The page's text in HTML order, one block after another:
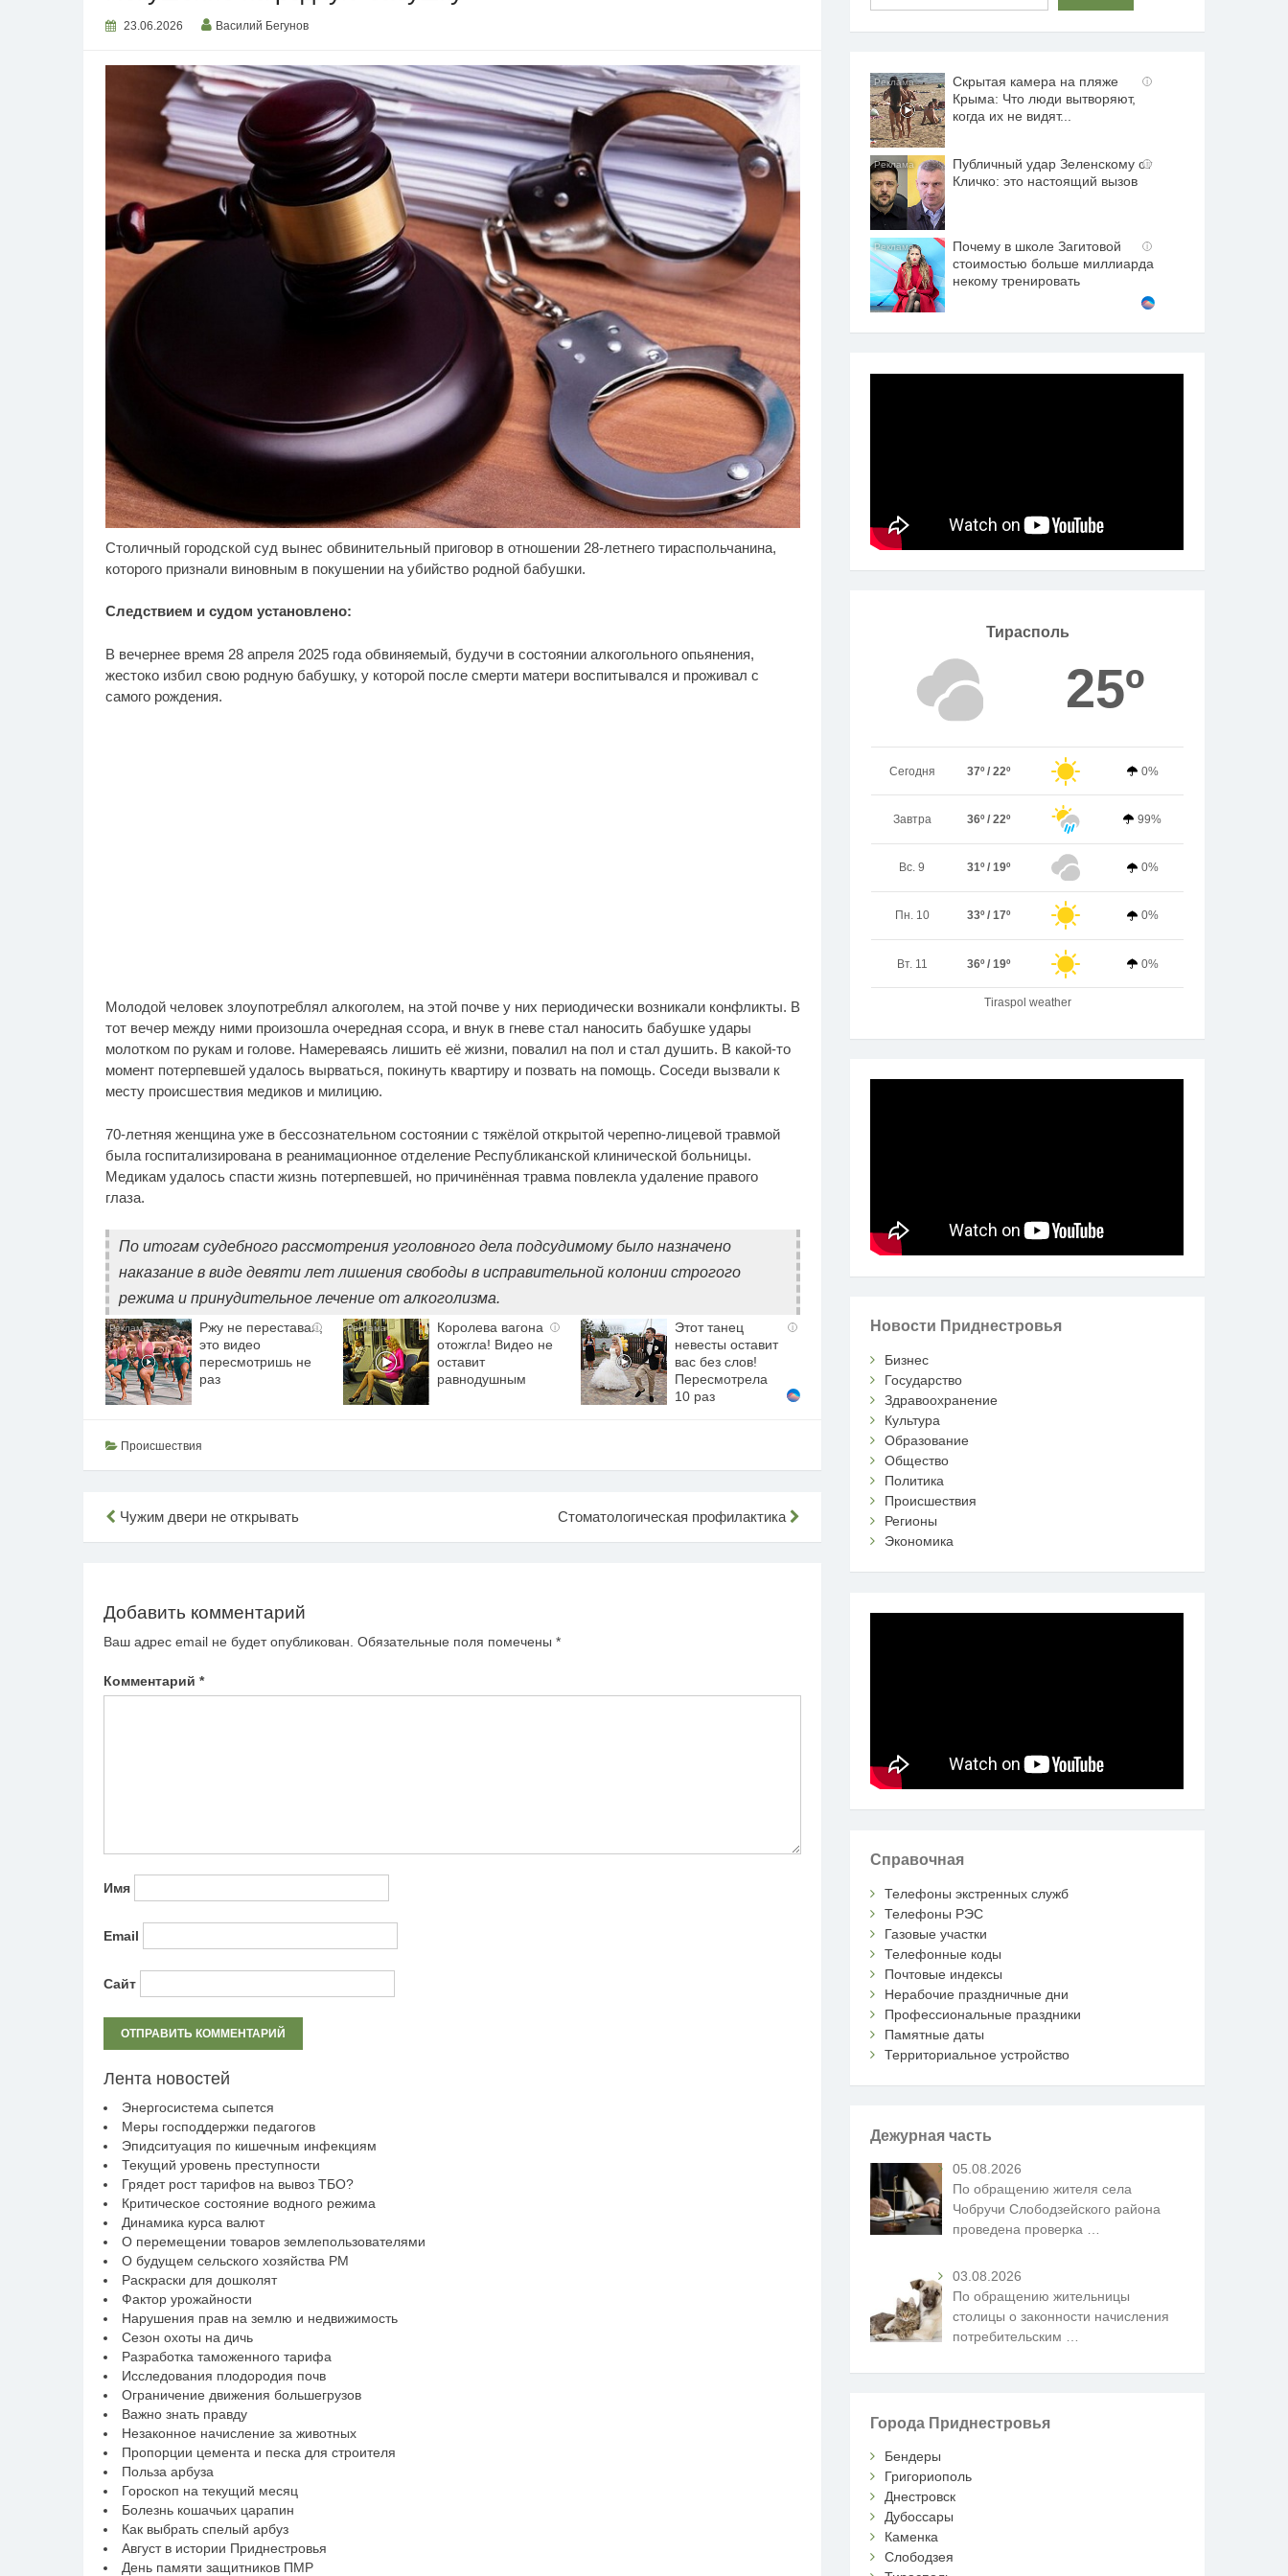
23.06.2026 Василий Бегунов
Столичный городской суд вынес обвинительный приговор в отношении 28-летнего тираспольчанина,
которого признали виновным в покушении на убийство родной бабушки.
Следствием и судом установлено:
В вечернее время 28 апреля 2025 года обвиняемый, будучи в состоянии алкогольного опьянения,
жестоко избил свою родную бабушку, у которой после смерти матери воспитывался и проживал с
самого рождения.
Молодой человек злоупотреблял алкоголем, на этой почве у них периодически возникали конфликты. В
тот вечер между ними произошла очередная ссора, и внук в гневе стал наносить бабушке удары
молотком по рукам и голове. Намереваясь лишить её жизни, повалил на пол и стал душить. В какой-то
момент потерпевшей удалось вырваться, покинуть квартиру и позвать на помощь. Соседи вызвали к
месту происшествия медиков и милицию.
70-летняя женщина уже в бессознательном состоянии с тяжёлой открытой черепно-лицевой травмой
была госпитализирована в реанимационное отделение Республиканской клинической больницы.
Медикам удалось спасти жизнь потерпевшей, но причинённая травма повлекла удаление правого
глаза.
По итогам судебного рассмотрения уголовного дела подсудимому было назначено
наказание в виде девяти лет лишения свободы в исправительной колонии строгого
режима и принудительное лечение от алкоголизма.
i
Ржу не переставая,
это видео
пересмотришь не
раз
i
Королева вагона
отожгла! Видео не
оставит
равнодушным
i
Этот танец
невесты оставит
вас без слов!
Пересмотрела
10 раз
Происшествия
Навигация
по
Чужим двери не открывать Стоматологическая профилактика
Добавить комментарий
Ваш адрес email не будет опубликован. Обязательные поля помечены *
Комментарий *
Имя
Email
Сайт
Лента новостей
Энергосистема сыпется
Меры господдержки педагогов
Эпидситуация по кишечным инфекциям
Текущий уровень преступности
Грядет рост тарифов на вывоз ТБО?
Критическое состояние водного режима
Динамика курса валют
О перемещении товаров землепользователями
О будущем сельского хозяйства РМ
Раскраски для дошколят
Фактор урожайности
Нарушения прав на землю и недвижимость
Сезон охоты на дичь
Разработка таможенного тарифа
Исследования плодородия почв
Ограничение движения большегрузов
Важно знать правду
Незаконное начисление за животных
Пропорции цемента и песка для строителя
Польза арбуза
Гороскоп на текущий месяц
Болезнь кошачьих царапин
Как выбрать спелый арбуз
Август в истории Приднестровья
День памяти защитников ПМР
i
Скрытая камера на пляже
Крыма: Что люди вытворяют,
когда их не видят...
i
Публичный удар Зеленскому от
Кличко: это настоящий вызов
i
Почему в школе Загитовой
стоимостью больше миллиарда
некому тренировать
Тирасполь
25º
Сегодня 37º / 22º 0%
Завтра 36º / 22º 99%
Вс. 9 31º / 19º 0%
Пн. 10 33º / 17º 0%
Вт. 11 36º / 19º 0%
Tiraspol weather
Новости Приднестровья
Бизнес
Государство
Здравоохранение
Культура
Образование
Общество
Политика
Происшествия
Регионы
Экономика
Справочная
Телефоны экстренных служб
Телефоны РЭС
Газовые участки
Телефонные коды
Почтовые индексы
Нерабочие праздничные дни
Профессиональные праздники
Памятные даты
Территориальное устройство
Дежурная часть
05.08.2026
По обращению жителя села
Чобручи Слободзейского района
проведена проверка …
03.08.2026
По обращению жительницы
столицы о законности начисления
потребительским
Города Приднестровья
Бендеры
Григориополь
Днестровск
Дубоссары
Каменка
Слободзея
i
Ролик длится несколько
будете долго
Ролик длится пару
секунд, но вы будете в
шоке от увиденного
i
Почему в школе